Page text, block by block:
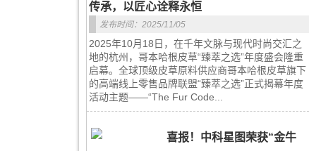
传承，以匠心诠释永恒
发布时间：2025/11/05
2025年10月18日，在千年文脉与现代时尚交汇之
地的杭州，哥本哈根皮草“臻萃之选”年度盛会隆重
启幕。全球顶级皮草原料供应商哥本哈根皮草旗下
的高端线上零售品牌联盟“臻萃之选”正式揭幕年度
活动主题——“The Fur Code...
喜报！中科星图荣获“金牛